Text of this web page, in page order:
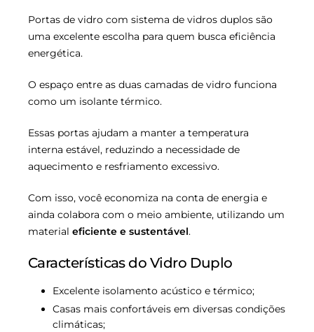
Portas de vidro com sistema de vidros duplos são
uma excelente escolha para quem busca eficiência
energética.
O espaço entre as duas camadas de vidro funciona
como um isolante térmico.
Essas portas ajudam a manter a temperatura
interna estável, reduzindo a necessidade de
aquecimento e resfriamento excessivo.
Com isso, você economiza na conta de energia e
ainda colabora com o meio ambiente, utilizando um
material eficiente e sustentável.
Características do Vidro Duplo
Excelente isolamento acústico e térmico;
Casas mais confortáveis em diversas condições
climáticas;